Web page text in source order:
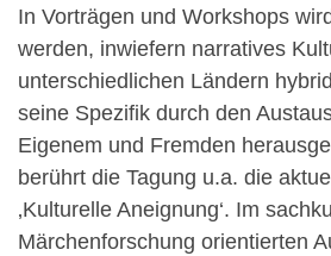
In Vorträgen und Workshops
werden, inwiefern narratives
unterschiedlichen Ländern
seine Spezifik durch den
Eigenem und Fremden
berührt die Tagung u.a. die
‚Kulturelle Aneignung‘. Im
Märchenforschung orientierten